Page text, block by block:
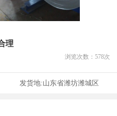
理
浏览次数： 578次
发货地:山东省潍坊潍城区